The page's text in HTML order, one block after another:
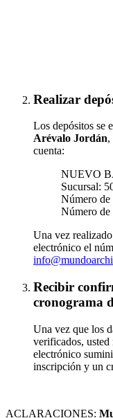
Realizar
Los depósitos se
Arévalo Jordán,
cuenta:
NUEVO
Sucursal:
Número de
Número
Una vez
electrónico el
Recibir
cronograma
Una vez que los
verificados,
electrónico
inscripción y un
ACLARACIONES: